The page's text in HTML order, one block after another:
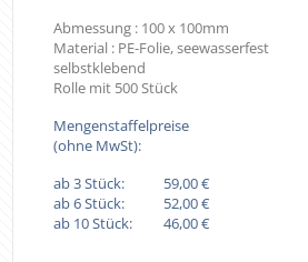
Abmessung : 100 x 100mm
Material : PE-Folie, seewasserfest
selbstklebend
Rolle mit 500 Stück
Mengenstaffelpreise
(ohne MwSt):
ab 3 Stück:
59,00 €
ab 6 Stück:
52,00 €
ab 10 Stück:
46,00 €